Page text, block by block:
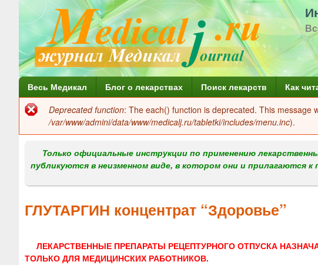
Г
л
н
м
н
Весь Медикал Блог о лекарствах Поиск лекарств Как
Сообщение
об
ошибке
Deprecated function: The each() function is deprecated. This message
/var/www/admini/data/www/medicalj.ru/tabletki/includes/menu.inc).
Только официальные инструкции по применению
публикуются в неизменном виде, в котором они и прилагаются к
ГЛУТАРГИН концентрат “Здоровье”
ЛЕКАРСТВЕННЫЕ ПРЕПАРАТЫ РЕЦЕПТУРНОГО ОТПУСКА
ТОЛЬКО ДЛЯ МЕДИЦИНСКИХ РАБОТНИКОВ.